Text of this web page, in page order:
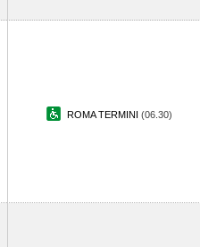
ROMA TERMINI (06.30)